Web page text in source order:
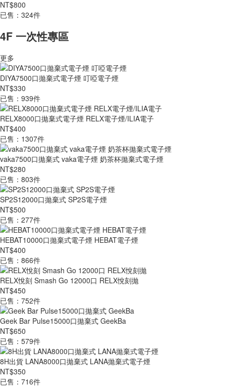
NT$800
已售：324件
4F 一次性專區
更多
DIYA7500口拋棄式電子煙 叮啞電子煙
NT$330
已售：939件
RELX8000口拋棄式電子煙 RELX電子煙/ILIA電子
NT$400
已售：1307件
vaka7500口拋棄式 vaka電子煙 奶茶杯拋棄式電子煙
NT$280
已售：803件
SP2S12000口拋棄式 SP2S電子煙
NT$500
已售：277件
HEBAT10000口拋棄式電子煙 HEBAT電子煙
NT$400
已售：866件
RELX悅刻 Smash Go 12000口 RELX悅刻拋
NT$450
已售：752件
Geek Bar Pulse15000口拋棄式 GeekBa
NT$650
已售：579件
8H出貨 LANA8000口拋棄式 LANA拋棄式電子煙
NT$350
已售：716件